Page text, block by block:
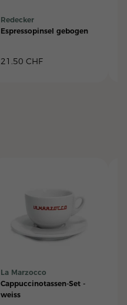
Redecker
Espressopinsel gebogen
21.50 CHF
La Marzocco
Cappuccinotassen-Set -
weiss